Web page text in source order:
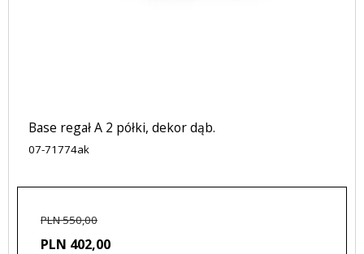
Base regał A 2 półki, dekor dąb.
07-71774ak
PLN 550,00
PLN 402,00